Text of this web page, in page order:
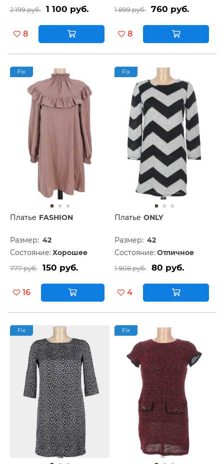
2 199 руб. 1 100 руб.
8
1 899 руб. 760 руб.
8
Fix
Платье FASHION
Размер: 42
Состояние: Хорошее
777 руб. 150 руб.
16
Fix
Платье ONLY
Размер: 42
Состояние: Отличное
1 908 руб. 80 руб.
4
Fix Fix